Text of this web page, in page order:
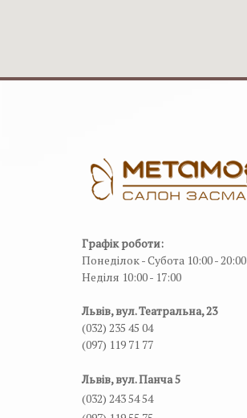
Графік роботи:
Понеділок - Субота 10:00 - 20:00
Неділя 10:00 - 17:00
Львів, вул. Театральна, 23
(032) 235 45 04
(097) 119 71 77
Львів, вул. Панча 5
(032) 243 54 54